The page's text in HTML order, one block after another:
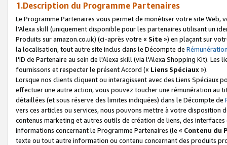
1.Description du Programme Partenaires
Le Programme Partenaires vous permet de monétiser votre site Web,
l'Alexa skill (uniquement disponible pour les partenaires utilisant un
Produits sur amazon.co.uk) (ci-après votre « Site ») en plaçant sur
la localisation, tout autre site inclus dans le Décompte de
l'ID de Partenaire au sein de l'Alexa skill (via l'Alexa Shopping Kit).
fournissons et respecter le présent Accord (« Liens Spéciaux»).
Lorsque nos clients cliquent ou interagissent avec des Liens Spéciaux
effectuer une autre action, vous pouvez toucher une rémunération
détaillées (et sous réserve des limites indiquées) dans le Décompte de
vers ces articles ou services, nous pouvons mettre à votre disposition
contenus marketing et autres outils de création de liens, des
informations concernant le Programme Partenaires (le « Contenu du
texte ou tout autre information ou contenu concernant des produits